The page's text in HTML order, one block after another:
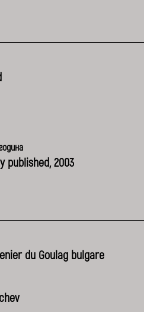
published, 2003
du Goulag bulgare